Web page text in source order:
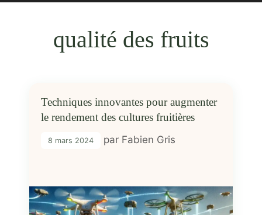
qualité des fruits
Techniques innovantes pour augmenter
le rendement des cultures fruitières
8 mars 2024 par Fabien Gris